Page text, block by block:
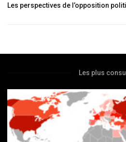
Les perspectives de l’opposition
Les plus